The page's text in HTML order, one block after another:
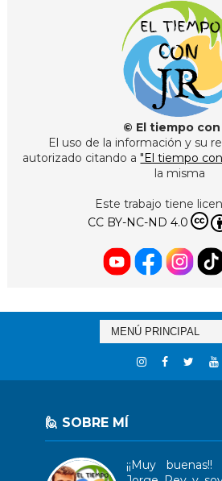
© El tiempo con
El uso de la información y su
autorizado citando a "El tiempo
la misma
Este trabajo tiene
CC BY-NC-ND 4.0
🙋 SOBRE MÍ
¡¡Muy